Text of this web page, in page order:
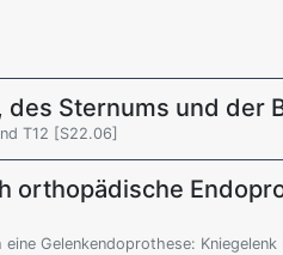
des Sternums und der
T12 [S22.06]
orthopädische
Gelenkendoprothese: